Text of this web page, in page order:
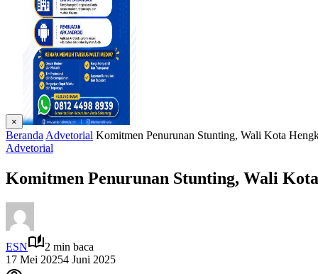
×
Beranda Advetorial Komitmen Penurunan Stunting, Wali Kota
Advetorial
Komitmen Penurunan Stunting, Wali
ESN
2 min baca
17 Mei 20254 Juni 2025